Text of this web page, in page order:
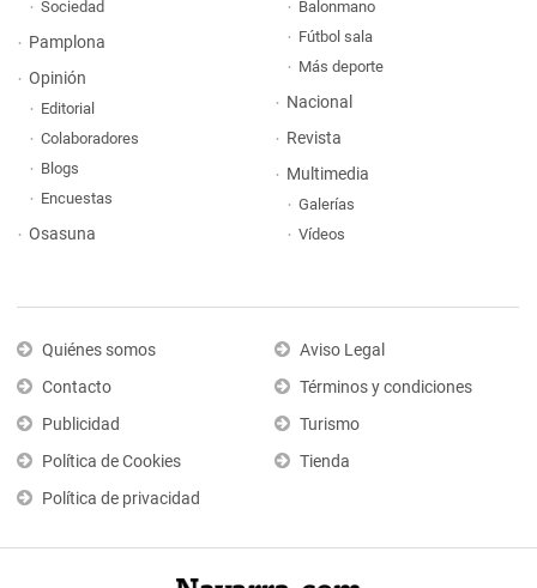
Sociedad
Pamplona
Opinión
Editorial
Colaboradores
Blogs
Encuestas
Osasuna
Balonmano
Fútbol sala
Más deporte
Nacional
Revista
Multimedia
Galerías
Vídeos
Quiénes somos
Contacto
Publicidad
Política de Cookies
Política de privacidad
Aviso Legal
Términos y condiciones
Turismo
Tienda